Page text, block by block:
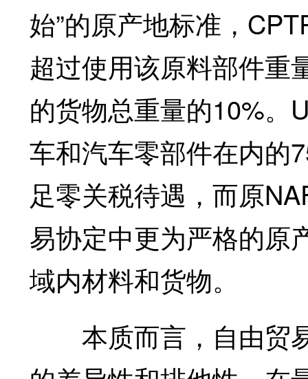
始”的原产地标准，
超过使用该原料部件重
的货物总重量的10%。
车和汽车零部件在内的
足零关税待遇，而原
易协定中更为严格的原
域内材料和货物。
本质而言，自由贸